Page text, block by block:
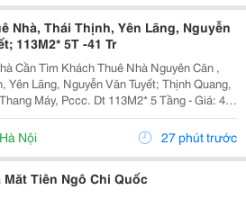
Nhà, Thái Thịnh, Yên Lãng, Nguyễn
113M2* 5T -41 Tr
Cần Tìm Khách Thuê Nhà Nguyên Căn ,
Yên Lãng, Nguyễn Văn Tuyết; Thịnh Quang,
Máy, Pccc. Dt 113M2* 5 Tầng - Giá: 41
Hệ Trực Tiếp Chính Chủ: 0946814103 - Vỉa
Tiền Rộng, Thoáng. - Vị Trí...
Hà Nội 27 phút trước
Măt Tiên Ngô Chi Quốc